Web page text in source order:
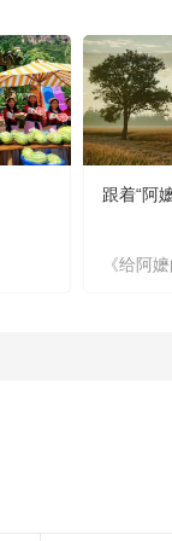
跟着“阿
《给阿